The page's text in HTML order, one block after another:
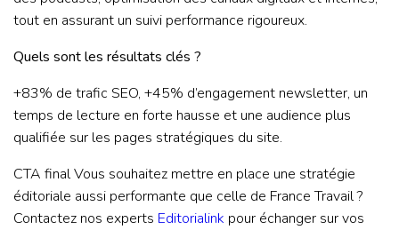
tout en assurant un suivi performance rigoureux.
Quels sont les résultats clés ?
+83% de trafic SEO, +45% d’engagement newsletter, un
temps de lecture en forte hausse et une audience plus
qualifiée sur les pages stratégiques du site.
CTA final Vous souhaitez mettre en place une stratégie
éditoriale aussi performante que celle de France Travail ?
Contactez nos experts Editorialink pour échanger sur vos